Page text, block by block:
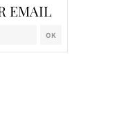
EMAIL